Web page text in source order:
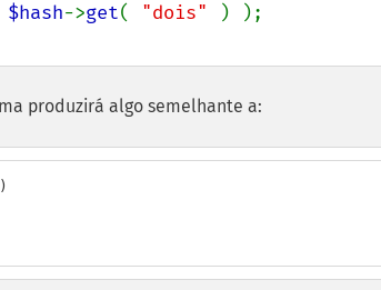
$hash->get( "dois"
produzirá algo semelhante a: